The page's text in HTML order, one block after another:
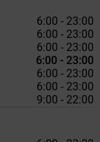
6:00 - 23:00
6:00 - 23:00
6:00 - 23:00
6:00 - 23:00
6:00 - 23:00
6:00 - 23:00
9:00 - 22:00